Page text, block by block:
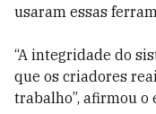
usaram essas
“A integridade do
que os criadores
trabalho”, afirmou o